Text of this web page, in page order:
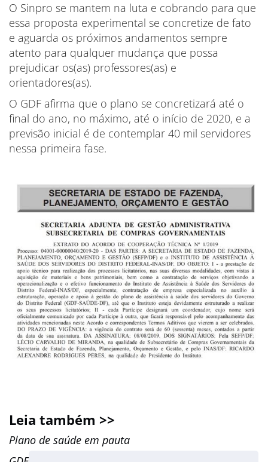
O Sinpro se mantem na luta e cobrando para que
essa proposta experimental se concretize de fato
e aguarda os próximos andamentos sempre
atento para qualquer mudança que possa
prejudicar os(as) professores(as) e
orientadores(as).
O GDF afirma que o plano se concretizará até o
final do ano, no máximo, até o início de 2020, e a
previsão inicial é de contemplar 40 mil servidores
nessa primeira fase.
Leia também >>
Plano de saúde em pauta